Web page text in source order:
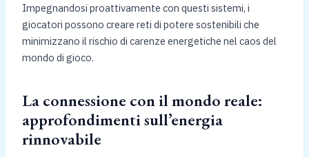
Impegnandosi proattivamente con questi sistemi, i
giocatori possono creare reti di potere sostenibili che
minimizzano il rischio di carenze energetiche nel caos del
mondo di gioco.
La connessione con il mondo reale:
approfondimenti sull’energia
rinnovabile